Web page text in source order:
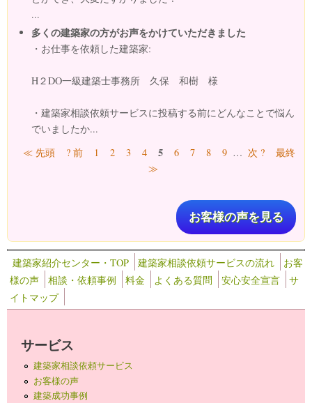
...
多くの建築家の方がお声をかけていただきました
・お仕事を依頼した建築家:
H２DO一級建築士事務所 久保 和樹 様
・建築家相談依頼サービスに投稿する前にどんなことで悩ん
でいましたか...
ページ
≪ 先頭 ? 前 1 2 3 4 5 6 7 8 9 … 次 ?
最終
≫
お客様の声を見る
建築家紹介センター・TOP 建築家相談依頼サービスの流れ
お客
様の声
相談・依頼事例 料金 よくある質問 安心安全宣言
サ
イトマップ
サービス
建築家相談依頼サービス
お客様の声
建築成功事例